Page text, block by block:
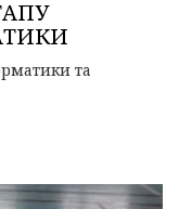
та